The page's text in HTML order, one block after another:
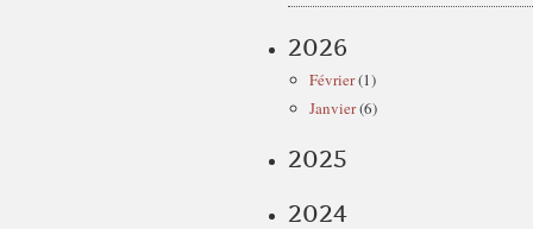
2026
Février(1)
Janvier(6)
2025
2024